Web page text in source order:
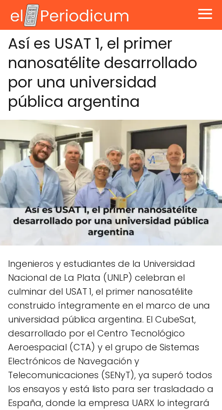
Así es USAT 1, el primer
nanosatélite desarrollado
por una universidad
pública argentina
Ingenieros y estudiantes de la Universidad
Nacional de La Plata (UNLP) celebran el
culminar del USAT 1, el primer nanosatélite
construido íntegramente en el marco de una
universidad pública argentina. El CubeSat,
desarrollado por el Centro Tecnológico
Aeroespacial (CTA) y el grupo de Sistemas
Electrónicos de Navegación y
Telecomunicaciones (SENyT), ya superó todos
los ensayos y está listo para ser trasladado a
España, donde la empresa UARX lo integrará